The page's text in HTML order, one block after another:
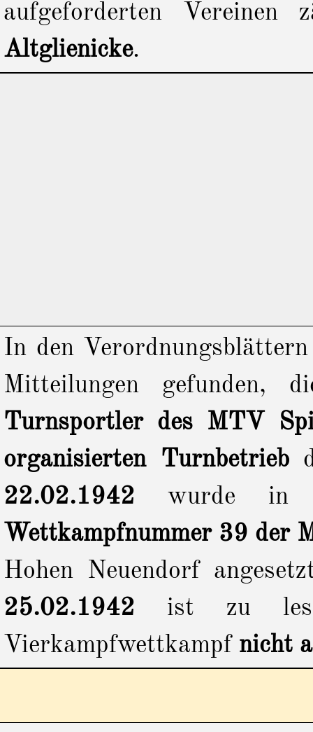
aufgeforderten
Altglienicke.
In den
Mitteilungen gefunden,
Turnsportler des MTV
organisierten Turnbetrieb
22.02.1942wurde in
Wettkampfnummer 39 der
Hohen Neuendorf
25.02.1942 ist zu
Vierkampfwettkampf nicht